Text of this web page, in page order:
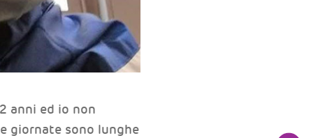
anni ed io non
giornate sono lunghe